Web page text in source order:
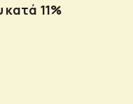
κατά 11%